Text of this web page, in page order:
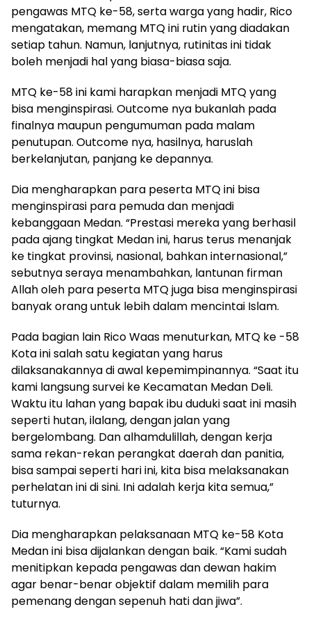
pengawas MTQ ke-58, serta warga yang hadir, Rico
mengatakan, memang MTQ ini rutin yang diadakan
setiap tahun. Namun, lanjutnya, rutinitas ini tidak
boleh menjadi hal yang biasa-biasa saja.
MTQ ke-58 ini kami harapkan menjadi MTQ yang
bisa menginspirasi. Outcome nya bukanlah pada
finalnya maupun pengumuman pada malam
penutupan. Outcome nya, hasilnya, haruslah
berkelanjutan, panjang ke depannya.
Dia mengharapkan para peserta MTQ ini bisa
menginspirasi para pemuda dan menjadi
kebanggaan Medan. “Prestasi mereka yang berhasil
pada ajang tingkat Medan ini, harus terus menanjak
ke tingkat provinsi, nasional, bahkan internasional,”
sebutnya seraya menambahkan, lantunan firman
Allah oleh para peserta MTQ juga bisa menginspirasi
banyak orang untuk lebih dalam mencintai Islam.
Pada bagian lain Rico Waas menuturkan, MTQ ke -58
Kota ini salah satu kegiatan yang harus
dilaksanakannya di awal kepemimpinannya. “Saat itu
kami langsung survei ke Kecamatan Medan Deli.
Waktu itu lahan yang bapak ibu duduki saat ini masih
seperti hutan, ilalang, dengan jalan yang
bergelombang. Dan alhamdulillah, dengan kerja
sama rekan-rekan perangkat daerah dan panitia,
bisa sampai seperti hari ini, kita bisa melaksanakan
perhelatan ini di sini. Ini adalah kerja kita semua,”
tuturnya.
Dia mengharapkan pelaksanaan MTQ ke-58 Kota
Medan ini bisa dijalankan dengan baik. “Kami sudah
menitipkan kepada pengawas dan dewan hakim
agar benar-benar objektif dalam memilih para
pemenang dengan sepenuh hati dan jiwa”.